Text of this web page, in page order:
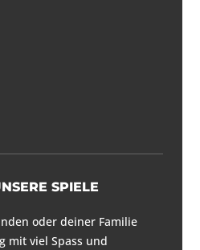
SPIELE
oder deiner Familie
mit viel Spass und